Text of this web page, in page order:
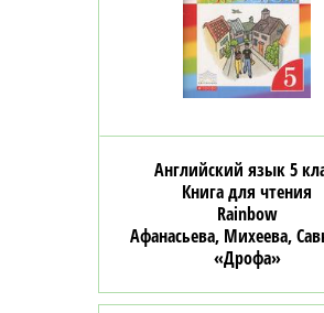
Английский язык 5
Книга для чтения
Rainbow
Афанасьева, Михеева,
«Дрофа»